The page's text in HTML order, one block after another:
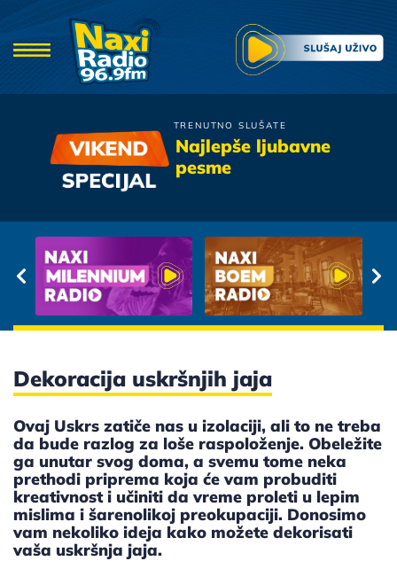
TRENUTNO SLUŠATE
Najlepše ljubavne
pesme
Prljavo Kazaliste
Dekoracija uskršnjih jaja
Ovaj Uskrs zatiče nas u izolaciji, ali to ne treba
da bude razlog za loše raspoloženje. Obeležite
ga unutar svog doma, a svemu tome neka
prethodi priprema koja će vam probuditi
kreativnost i učiniti da vreme proleti u lepim
mislima i šarenolikoj preokupaciji. Donosimo
vam nekoliko ideja kako možete dekorisati
vaša uskršnja jaja.